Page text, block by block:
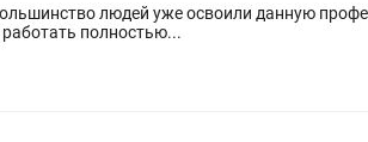
людей уже освоили данную
полностью...